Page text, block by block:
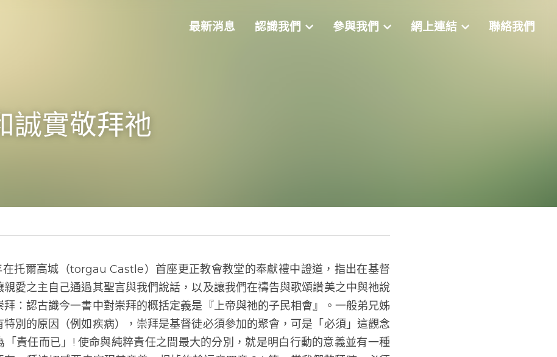
最新消息 認識我們 參與我們 網上連結 聯絡我們
托爾高城（torgau Castle）首座更正教會教堂的奉獻禮中證道，指出在基督教崇
之主自己通過其聖言與我們說話，以及讓我們在禱告與歌頌讚美之中與祂說
拜：認古識今一書中對崇拜的概括定義是『上帝與祂的子民相會』。一般弟兄姊